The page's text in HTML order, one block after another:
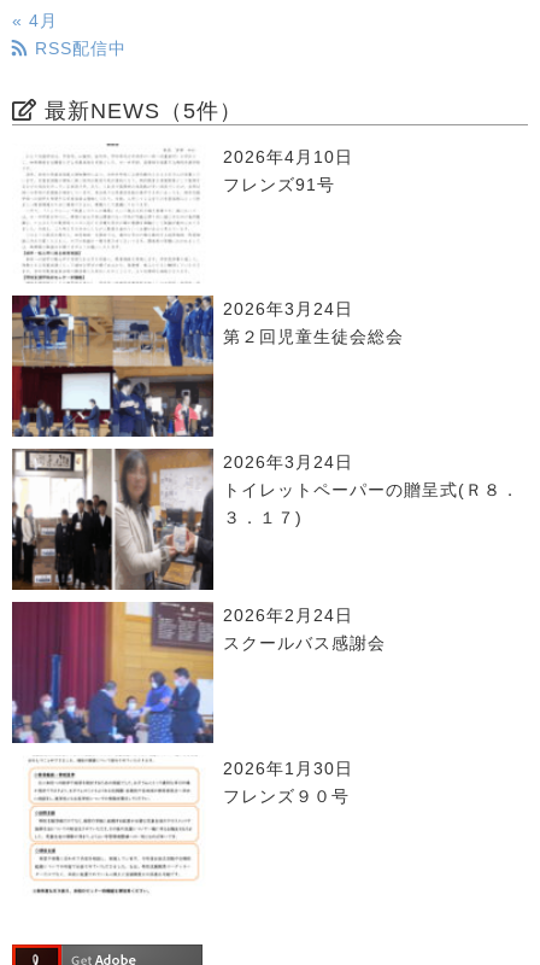
« 4月
RSS配信中
最新NEWS（5件）
2026年4月10日
フレンズ91号
2026年3月24日
第２回児童生徒会総会
2026年3月24日
トイレットペーパーの贈呈式(Ｒ８．
３．１７)
2026年2月24日
スクールバス感謝会
2026年1月30日
フレンズ９０号